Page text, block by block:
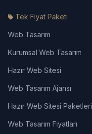
Tek Fiyat Paketi
Web Tasarım
Kurumsal Web Tasarım
Hazır Web Sitesi
Web Tasarım Ajansı
Hazır Web Sitesi Paketleri
Web Tasarım Fiyatları